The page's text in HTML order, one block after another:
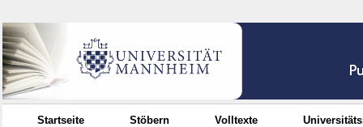
Startseite Stöbern Volltexte